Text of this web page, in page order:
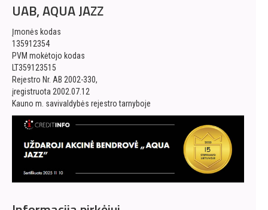
UAB, AQUA JAZZ
Įmonės kodas
135912354
PVM mokėtojo kodas
LT359123515
Rejestro Nr. AB 2002-330,
įregistruota 2002.07.12
Kauno m. savivaldybės rejestro tarnyboje